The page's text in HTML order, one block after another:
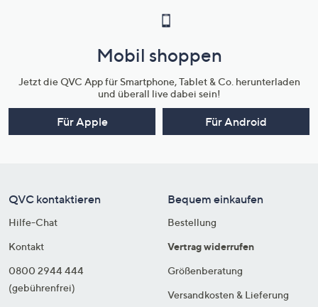
Mobil shoppen
Jetzt die QVC App für Smartphone, Tablet & Co. herunterladen
und überall live dabei sein!
Für Apple Für Android
QVC kontaktieren
Hilfe-Chat
Kontakt
0800 2944 444
(gebührenfrei)
Bequem einkaufen
Bestellung
Vertrag widerrufen
Größenberatung
Versandkosten & Lieferung